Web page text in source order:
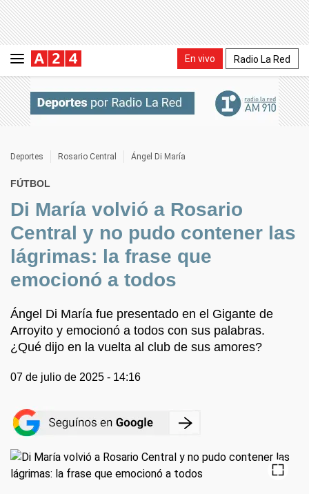
En vivo Radio La Red
Deportes Rosario Central Ángel Di María
FÚTBOL
Di María volvió a Rosario
Central y no pudo contener las
lágrimas: la frase que
emocionó a todos
Ángel Di María fue presentado en el Gigante de
Arroyito y emocionó a todos con sus palabras.
¿Qué dijo en la vuelta al club de sus amores?
07 de julio de 2025 - 14:16